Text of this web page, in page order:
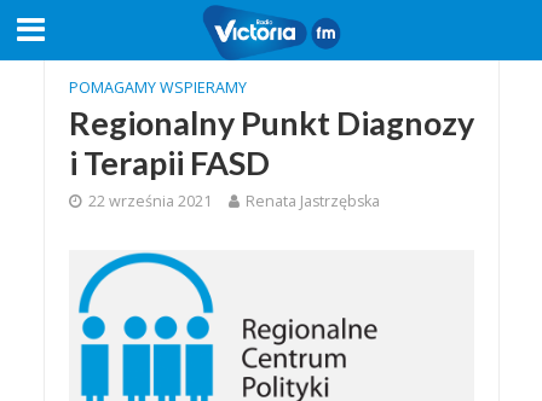
POMAGAMY WSPIERAMY
Regionalny Punkt Diagnozy
i Terapii FASD
22 września 2021 Renata Jastrzębska